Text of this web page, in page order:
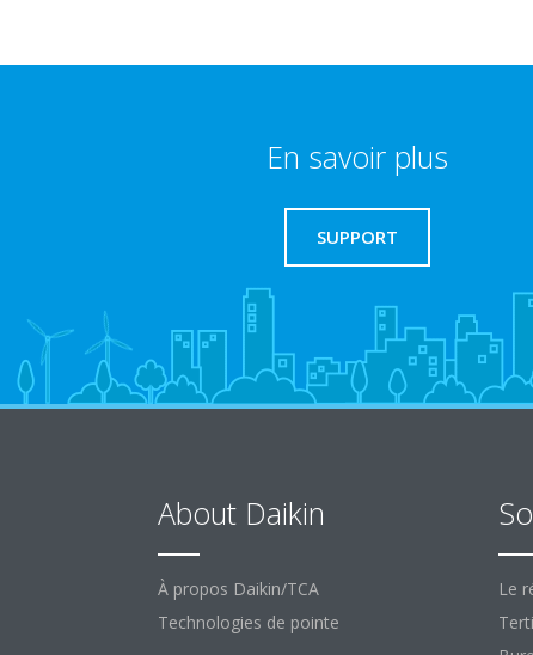
En savoir plus
SUPPORT
About Daikin
À propos Daikin/TCA
Technologies de pointe
Le